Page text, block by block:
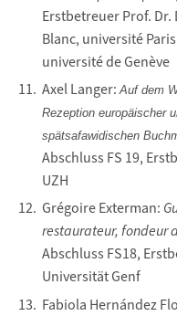
Erstbetreuer Prof. Dr.
Blanc, université
université de Genève
Axel Langer:Auf dem
Rezeption europäischer
spätsafawidischen
Abschluss FS 19,
UZH
Grégoire Exterman:
restaurateur, fondeur
Abschluss FS18,
Universität Genf
Fabiola Hernández